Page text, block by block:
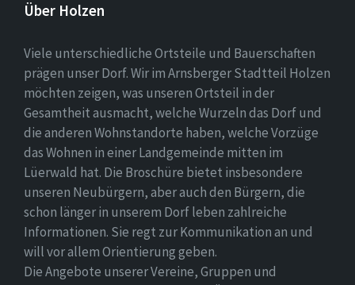
Über Holzen
Viele unterschiedliche Ortsteile und Bauerschaften
prägen unser Dorf. Wir im Arnsberger Stadtteil Holzen
möchten zeigen, was unseren Ortsteil in der
Gesamtheit ausmacht, welche Wurzeln das Dorf und
die anderen Wohnstandorte haben, welche Vorzüge
das Wohnen in einer Landgemeinde mitten im
Lüerwald hat. Die Broschüre bietet insbesondere
unseren Neubürgern, aber auch den Bürgern, die
schon länger in unserem Dorf leben zahlreiche
Informationen. Sie regt zur Kommunikation an und
will vor allem Orientierung geben.
Die Angebote unserer Vereine, Gruppen und